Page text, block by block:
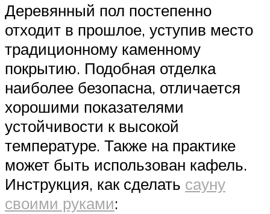
Деревянный пол постепенно
отходит в прошлое, уступив место
традиционному каменному
покрытию. Подобная отделка
наиболее безопасна, отличается
хорошими показателями
устойчивости к высокой
температуре. Также на практике
может быть использован кафель.
Инструкция, как сделать сауну
своими руками: